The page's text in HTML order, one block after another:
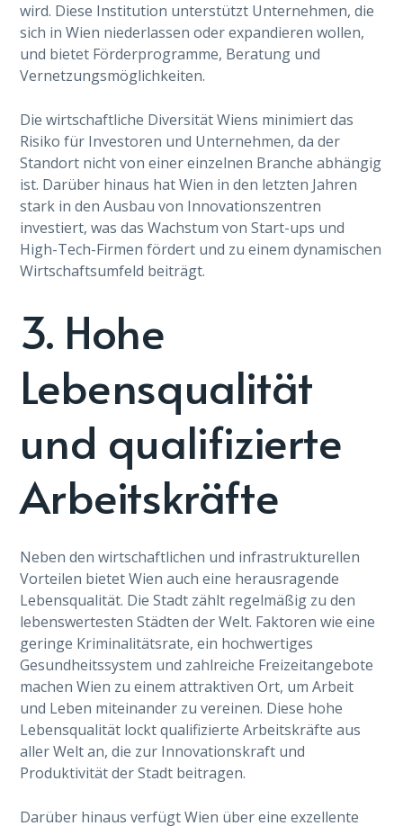
wird. Diese Institution unterstützt Unternehmen, die
sich in Wien niederlassen oder expandieren wollen,
und bietet Förderprogramme, Beratung und
Vernetzungsmöglichkeiten.
Die wirtschaftliche Diversität Wiens minimiert das
Risiko für Investoren und Unternehmen, da der
Standort nicht von einer einzelnen Branche abhängig
ist. Darüber hinaus hat Wien in den letzten Jahren
stark in den Ausbau von Innovationszentren
investiert, was das Wachstum von Start-ups und
High-Tech-Firmen fördert und zu einem dynamischen
Wirtschaftsumfeld beiträgt.
3. Hohe
Lebensqualität
und qualifizierte
Arbeitskräfte
Neben den wirtschaftlichen und infrastrukturellen
Vorteilen bietet Wien auch eine herausragende
Lebensqualität. Die Stadt zählt regelmäßig zu den
lebenswertesten Städten der Welt. Faktoren wie eine
geringe Kriminalitätsrate, ein hochwertiges
Gesundheitssystem und zahlreiche Freizeitangebote
machen Wien zu einem attraktiven Ort, um Arbeit
und Leben miteinander zu vereinen. Diese hohe
Lebensqualität lockt qualifizierte Arbeitskräfte aus
aller Welt an, die zur Innovationskraft und
Produktivität der Stadt beitragen.
Darüber hinaus verfügt Wien über eine exzellente